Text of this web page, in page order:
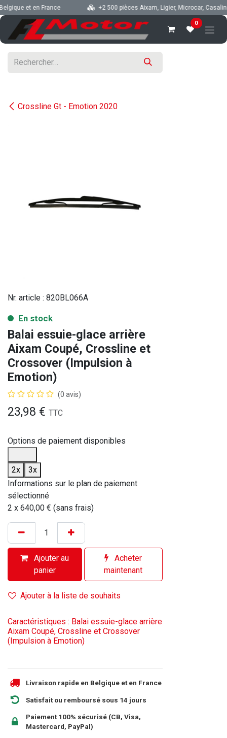
Se rendre au contenu
et en France +2 500 pièces Aixam, Ligier, Microcar, Casalini,
0
Crossline Gt - Emotion 2020
Nr. article : 820BL066A
En stock
Balai essuie-glace arrière
Aixam Coupé, Crossline et
Crossover (Impulsion à
Emotion)
(0 avis)
23,98 € TTC
Options de paiement disponibles
2x
3x
Informations sur le plan de paiement
sélectionné
2 x 640,00 € (sans frais)
Ajouter au
panier
Acheter
maintenant
Ajouter à la liste de souhaits
Caractéristiques : Balai essuie-glace arrière
Aixam Coupé, Crossline et Crossover
(Impulsion à Emotion)
Livraison rapide en Belgique et en France
Satisfait ou remboursé sous 14 jours
Paiement 100% sécurisé (CB, Visa,
Mastercard, PayPal)